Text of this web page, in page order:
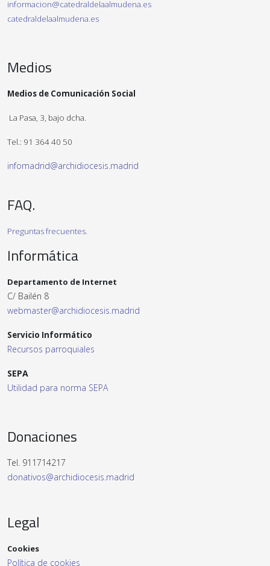
informacion@catedraldelaalmudena.es
catedraldelaalmudena.es
Medios
Medios de Comunicación Social
La Pasa, 3, bajo dcha.
Tel.: 91 364 40 50
infomadrid@archidiocesis.madrid
FAQ.
Preguntas frecuentes.
Informática
Departamento de Internet
C/ Bailén 8
webmaster@archidiocesis.madrid
Servicio Informático
Recursos parroquiales
SEPA
Utilidad para norma SEPA
Donaciones
Tel. 911714217
donativos@archidiocesis.madrid
Legal
Cookies
Política de cookies